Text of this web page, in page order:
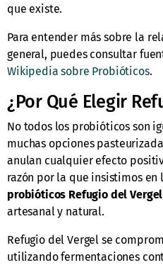
que existe.
Para entender más sobre la
general, puedes consultar
Wikipedia sobre Probióticos.
¿Por Qué Elegir
No todos los probióticos son
muchas opciones
anulan cualquier efecto
razón por la que insistimos en
probióticos Refugio del Vergel
artesanal y natural.
Refugio del Vergel se
utilizando fermentaciones